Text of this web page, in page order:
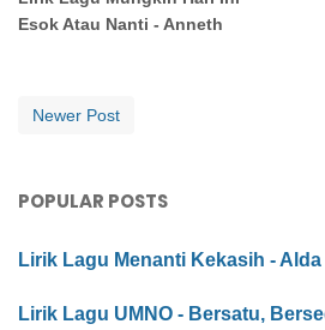
Esok Atau Nanti - Anneth
Newer Post
POPULAR POSTS
Lirik Lagu Menanti Kekasih -
Lirik Lagu UMNO - Bersatu,